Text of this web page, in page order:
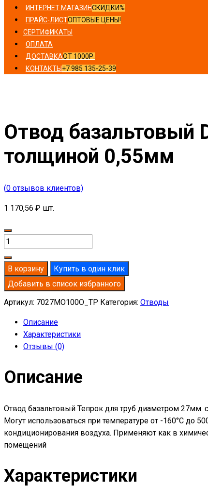
ИНТЕРНЕТ МАГАЗИНСКИДКИ%
ПРАЙС-ЛИСТОПТОВЫЕ ЦЕНЫ!
СЕРТИФИКАТЫ
ОПЛАТА
ДОСТАВКАОТ 1000Р.
КОНТАКТЫ +7 985 135-25-39
Отвод базальтовый
толщиной 0,55мм
(0 отзывов клиентов)
1 170,56 ₽ шт.
Количество
товара
Отвод
базальтовый
D27-
T70
100
оцинкованной
толщиной
0,55мм
В корзину
Купить в один клик
Добавить в список избранного
Артикул: 7027MO100O_TP Категория: Отводы
Описание
Характеристики
Отзывы (0)
Описание
Отвод базальтовый Тепрок для труб диаметром
Могут использоваться при температуре от -160°С до
кондиционирования воздуха. Применяют как в
помещений
Характеристики